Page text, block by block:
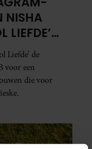
NISHA
LIEFDE’
Liefde’ de
voor een
die voor